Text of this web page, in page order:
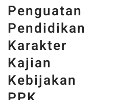
Penguatan
Pendidikan
Karakter
Kajian
Kebijakan